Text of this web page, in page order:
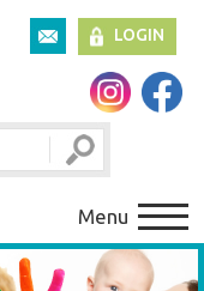
LOGIN
Menu